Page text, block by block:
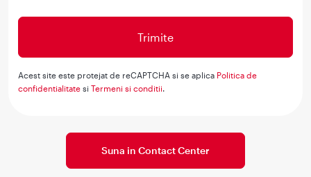
Acest site este protejat de reCAPTCHA si se aplica Politica de
confidentialitate siTermeni si conditii
Suna in Contact Center